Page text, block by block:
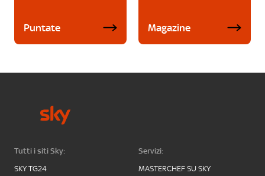
Puntate Magazine
Tutti i siti Sky:
SKY TG24
Servizi:
MASTERCHEF SU SKY